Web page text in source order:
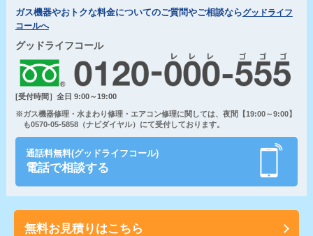
ガス機器やおトクな料金についてのご質問やご相談ならグッドライフ
コールへ
グッドライフコール
[受付時間］全日 9:00～19:00
※ガス機器修理・水まわり修理・エアコン修理に関しては、夜間【19:00～9:00】
も0570-05-5858（ナビダイヤル）にて受付しております。
通話料無料(グッドライフコール)
電話で相談する
無料お見積りはこちら